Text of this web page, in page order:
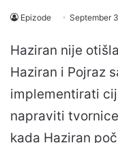
Epizode September
Haziran nije
Haziran i Pojraz
implementirati
napraviti
kada Haziran